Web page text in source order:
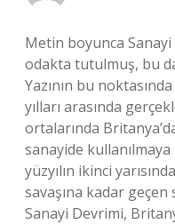
Metin boyunca
odakta tutulmuş, bu
Yazının bu
yılları arasında
ortalarında
sanayide kullanılmaya
yüzyılın ikinci
savaşına kadar
Sanayi Devrimi,